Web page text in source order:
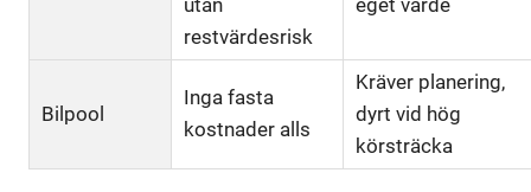
utan
restvärdesrisk
eget värde
Bilpool
Inga fasta
kostnader alls
Kräver planering,
dyrt vid hög
körsträcka